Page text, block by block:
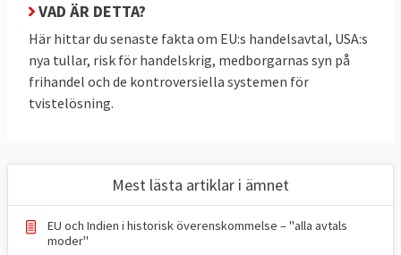
frihandelsavtal”, så kallade DCFTA:s (efter
engelskans: deep and comprehensive free
trade agreements). Dessa inkluderar andra
saker än tullar som påverkar handel indirekt
som så kallade
standarder vilka antingen avsiktligt eller
oavsiktligt försvårar för handel.
Man försöker bland annat erkänna
VAD ÄR DETTA?
Här hittar du senaste fakta om EU:s handelsavtal, USA:s
nya tullar, risk för handelskrig, medborgarnas syn på
frihandel och de kontroversiella systemen för
tvistelösning.
Mest lästa artiklar i ämnet
EU och Indien i historisk överenskommelse – "alla avtals
moder"